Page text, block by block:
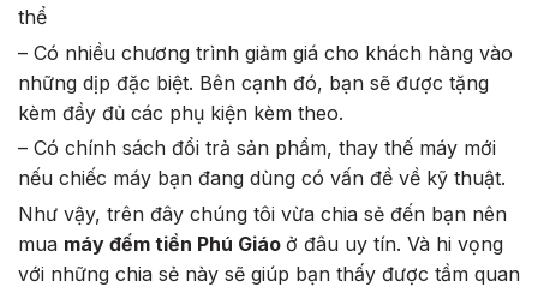
thể
– Có nhiều chương trình giảm giá cho khách hàng vào
những dịp đặc biệt. Bên cạnh đó, bạn sẽ được tặng
kèm đầy đủ các phụ kiện kèm theo.
– Có chính sách đổi trả sản phẩm, thay thế máy mới
nếu chiếc máy bạn đang dùng có vấn đề về kỹ thuật.
Như vậy, trên đây chúng tôi vừa chia sẻ đến bạn nên
mua máy đếm tiền Phú Giáo ở đâu uy tín. Và hi vọng
với những chia sẻ này sẽ giúp bạn thấy được tầm quan